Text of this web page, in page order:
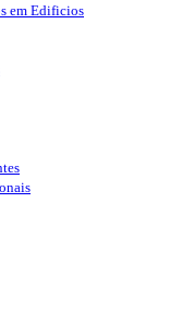
em Edificios